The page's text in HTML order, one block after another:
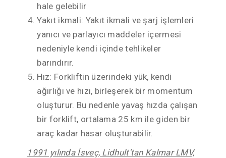
hale gelebilir
Yakıt ikmali: Yakıt ikmali ve şarj işlemleri
yanıcı ve parlayıcı maddeler içermesi
nedeniyle kendi içinde tehlikeler
barındırır.
Hız: Forkliftin üzerindeki yük, kendi
ağırlığı ve hızı, birleşerek bir momentum
oluşturur. Bu nedenle yavaş hızda çalışan
bir forklift, ortalama 25 km ile giden bir
araç kadar hasar oluşturabilir.
1991 yılında İsveç, Lidhult'tan Kalmar LMV,